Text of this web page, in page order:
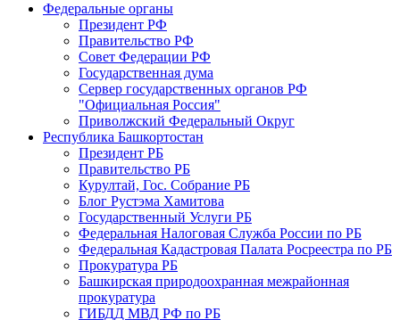
Федеральные органы
Президент РФ
Правительство РФ
Совет Федерации РФ
Государственная дума
Сервер государственных органов РФ
"Официальная Россия"
Приволжский Федеральный Округ
Республика Башкортостан
Президент РБ
Правительство РБ
Курултай, Гос. Собрание РБ
Блог Рустэма Хамитова
Государственный Услуги РБ
Федеральная Налоговая Служба России по РБ
Федеральная Кадастровая Палата Росреестра по РБ
Прокуратура РБ
Башкирская природоохранная межрайонная
прокуратура
ГИБДД МВД РФ по РБ